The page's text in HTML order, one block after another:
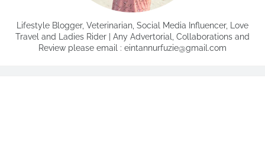
Lifestyle Blogger, Veterinarian, Social Media Influencer, Love
Travel and Ladies Rider | Any Advertorial, Collaborations and
Review please email : eintannurfuzie@gmail.com